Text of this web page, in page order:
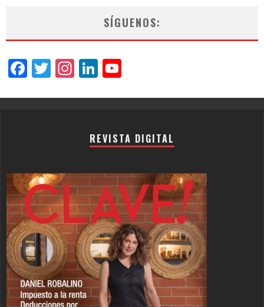
SÍGUENOS:
Facebook
Twitter
Instagram
LinkedIn
REVISTA DIGITAL